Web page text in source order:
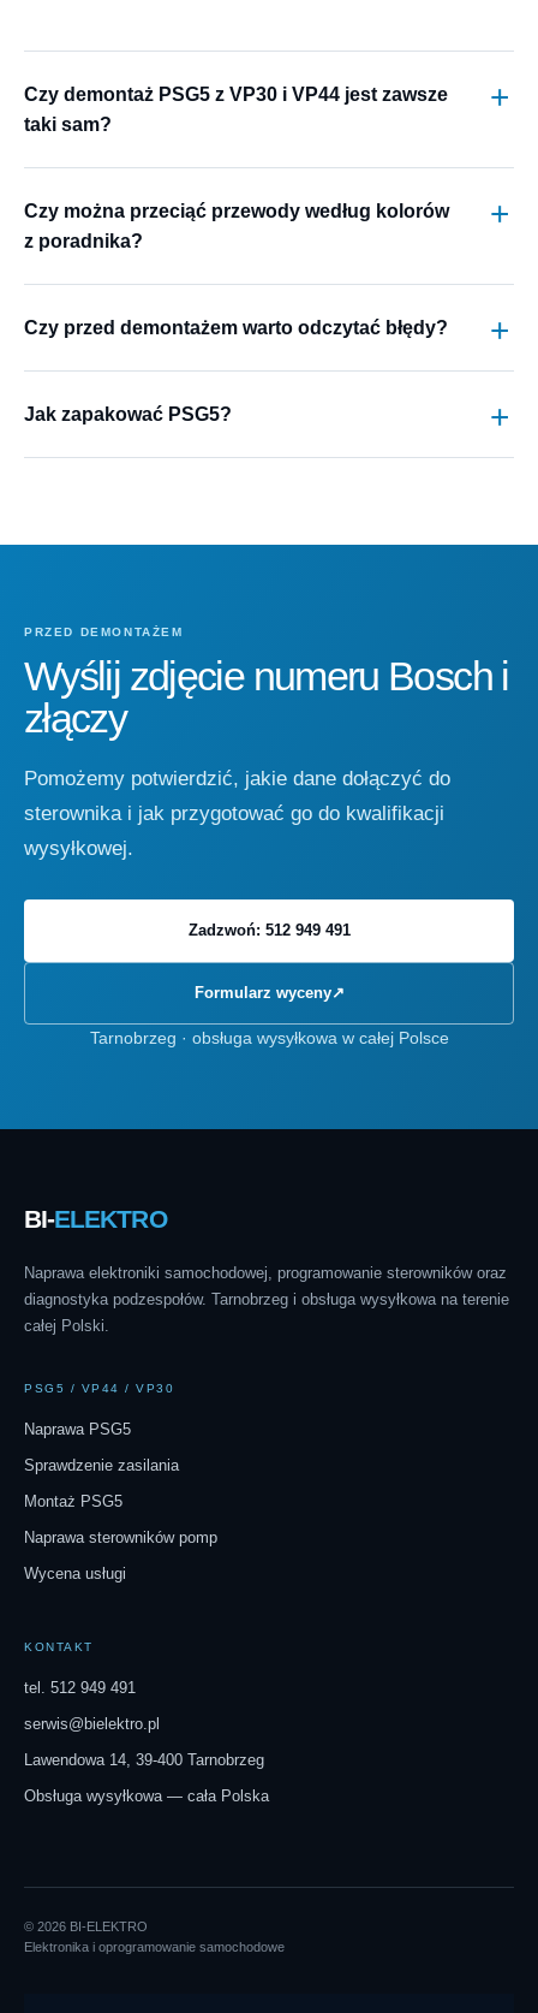
Czy demontaż PSG5 z VP30 i VP44 jest zawsze
taki sam?
Czy można przeciąć przewody według kolorów
z poradnika?
Czy przed demontażem warto odczytać błędy?
Jak zapakować PSG5?
PRZED DEMONTAŻEM
Wyślij zdjęcie numeru Bosch i
złączy
Pomożemy potwierdzić, jakie dane dołączyć do
sterownika i jak przygotować go do kwalifikacji
wysyłkowej.
Zadzwoń: 512 949 491
Formularz wyceny↗
Tarnobrzeg · obsługa wysyłkowa w całej Polsce
BI-ELEKTRO
Naprawa elektroniki samochodowej, programowanie sterowników oraz
diagnostyka podzespołów. Tarnobrzeg i obsługa wysyłkowa na terenie
całej Polski.
PSG5 / VP44 / VP30
Naprawa PSG5
Sprawdzenie zasilania
Montaż PSG5
Naprawa sterowników pomp
Wycena usługi
KONTAKT
tel. 512 949 491
serwis@bielektro.pl
Lawendowa 14, 39-400 Tarnobrzeg
Obsługa wysyłkowa — cała Polska
© 2026 BI-ELEKTRO
Elektronika i oprogramowanie samochodowe